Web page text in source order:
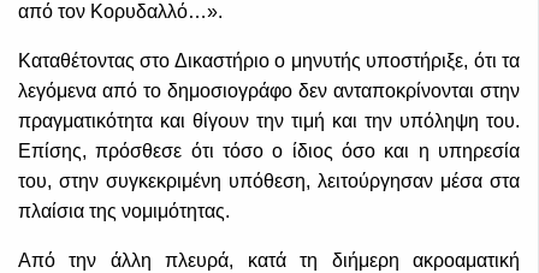
από τον Κορυδαλλό…».
Καταθέτοντας στο Δικαστήριο ο μηνυτής υποστήριξε, ότι τα
λεγόμενα από το δημοσιογράφο δεν ανταποκρίνονται στην
πραγματικότητα και θίγουν την τιμή και την υπόληψη του.
Επίσης, πρόσθεσε ότι τόσο ο ίδιος όσο και η υπηρεσία
του, στην συγκεκριμένη υπόθεση, λειτούργησαν μέσα στα
πλαίσια της νομιμότητας.
Από την άλλη πλευρά, κατά τη διήμερη ακροαματική